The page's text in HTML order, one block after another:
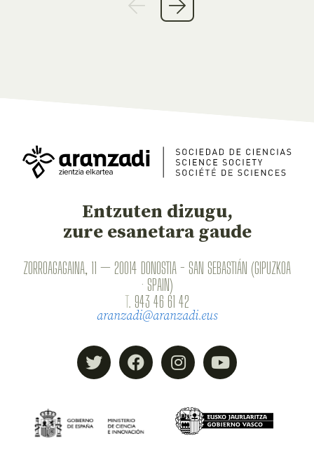
Entzuten dizugu,
zure esanetara gaude
ZORROAGAGAINA, 11 — 20014 DONOSTIA - SAN SEBASTIÁN (GIPUZKOA
· SPAIN)
T. 943 46 61 42
aranzadi@aranzadi.eus